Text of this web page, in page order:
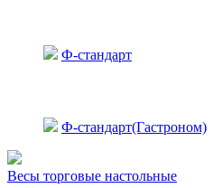
Ф-стандарт
Ф-стандарт(Гастроном)
Весы торговые настольные